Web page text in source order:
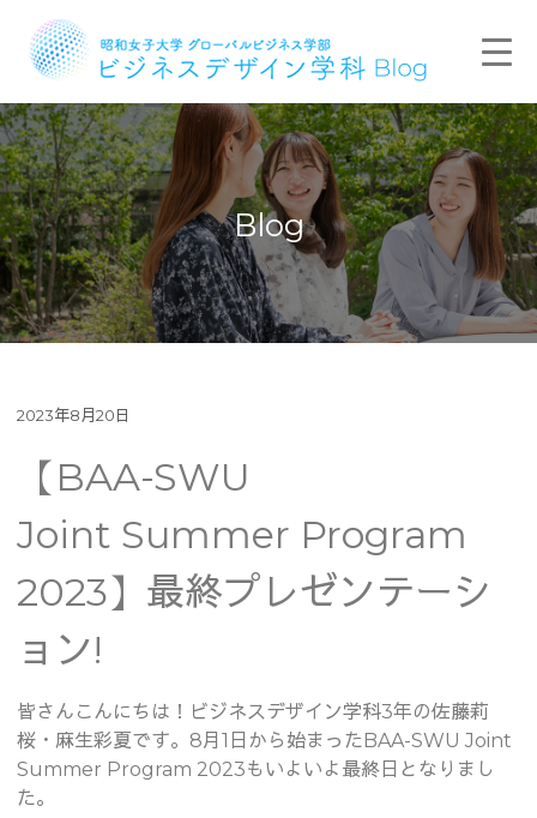
Blog
2023年8月20日
【BAA-SWU
Joint Summer Program
2023】最終プレゼンテーシ
ョン!
皆さんこんにちは！ビジネスデザイン学科3年の佐藤莉
桜・麻生彩夏です。8月1日から始まったBAA-SWU Joint
Summer Program 2023もいよいよ最終日となりまし
た。